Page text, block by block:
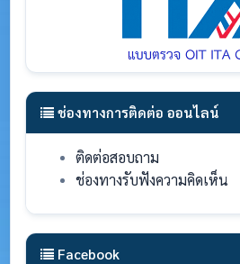
ช่องทางการติดต่อ ออนไลน์
ติดต่อสอบถาม
ช่องทางรับฟังความคิดเห็น
Facebook